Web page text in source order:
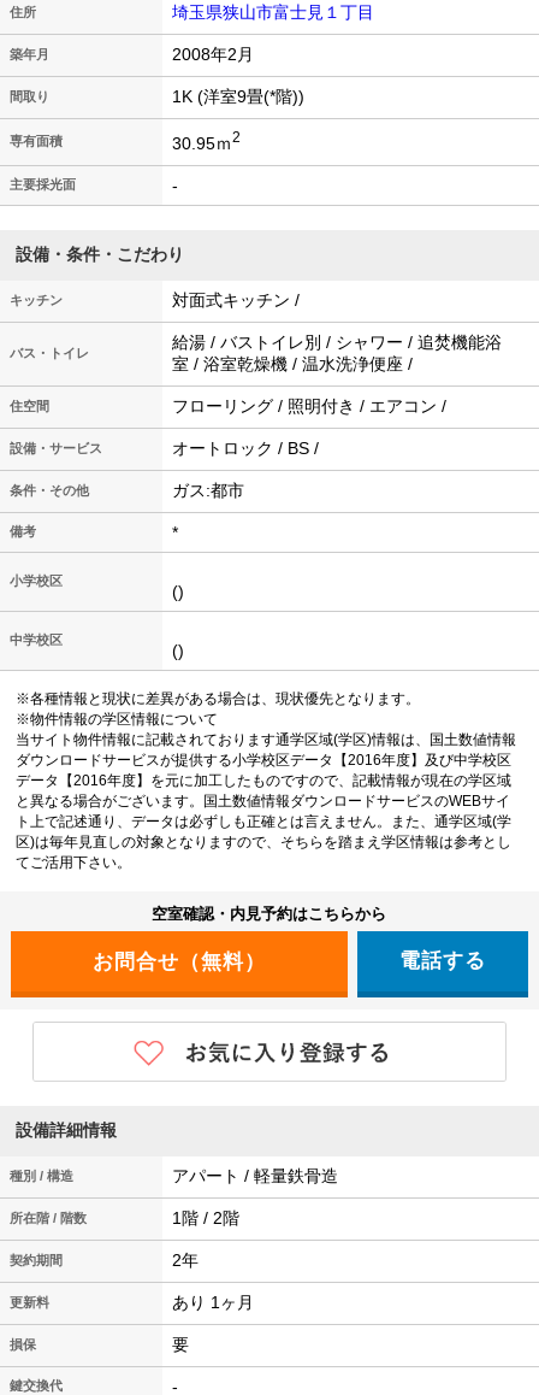
住所 埼玉県狭山市富士見１丁目
築年月 2008年2月
間取り 1K (洋室9畳(*階))
専有面積 30.95ｍ2
主要採光面 -
設備・条件・こだわり
キッチン 対面式キッチン /
バス・トイレ
給湯 / バストイレ別 / シャワー / 追焚機能浴
室 / 浴室乾燥機 / 温水洗浄便座 /
住空間 フローリング / 照明付き / エアコン /
設備・サービス オートロック / BS /
条件・その他 ガス:都市
備考 *
小学校区
()
中学校区
()
※各種情報と現状に差異がある場合は、現状優先となります。
※物件情報の学区情報について
当サイト物件情報に記載されております通学区域(学区)情報は、国土数値情報
ダウンロードサービスが提供する小学校区データ【2016年度】及び中学校区
データ【2016年度】を元に加工したものですので、記載情報が現在の学区域
と異なる場合がございます。国土数値情報ダウンロードサービスのWEBサイ
ト上で記述通り、データは必ずしも正確とは言えません。また、通学区域(学
区)は毎年見直しの対象となりますので、そちらを踏まえ学区情報は参考とし
てご活用下さい。
空室確認・内見予約はこちらから
電話する
設備詳細情報
種別 / 構造 アパート / 軽量鉄骨造
所在階 / 階数 1階 / 2階
契約期間 2年
更新料 あり 1ヶ月
損保 要
鍵交換代 -